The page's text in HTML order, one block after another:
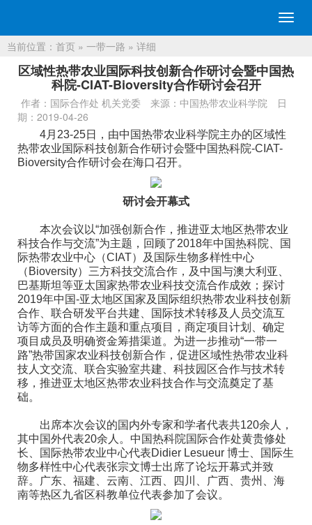
切
换
航
当前位置： 首页 » 一带一路 » 详细
区域性热带农业国际科技创新合作研讨会暨中国热
科院-CIAT-Bioversity合作研讨会召开
作者：国际合作处 机关党委 来源：中国热带农业科学院
日
期：2019-04-26
4月23-25日，由中国热带农业科学院主办的区域性
热带农业国际科技创新合作研讨会暨中国热科院-CIAT-
Bioversity合作研讨会在海口召开。
研讨会开幕式
本次会议以“加强创新合作，推进亚太地区热带农业
科技合作与交流”为主题，回顾了2018年中国热科院、国
际热带农业中心（CIAT）及国际生物多样性中心
（Bioversity）三方科技交流合作，及中国与澳大利亚、
巴基斯坦等亚太国家热带农业科技交流合作成效；探讨
2019年中国-亚太地区国家及国际组织热带农业科技创新
合作、联合研发平台共建、国际技术转移及人员交流互
访等方面的合作主题和重点项目，商定项目计划、确定
项目成员及明确资金筹措渠道。为进一步推动“一带一
路”热带国家农业科技创新合作，促进区域性热带农业科
技人文交流、联合实验室共建、科技园区合作与技术转
移，推进亚太地区热带农业科技合作与交流奠定了基
础。
出席本次会议的国内外专家和学者代表共120余人，
其中国外代表20余人。中国热科院国际合作处黄贵修处
长、国际热带农业中心代表Didier Lesueur 博士、国际生
物多样性中心代表张宗文博士出席了论坛开幕式并致
辞。广东、福建、云南、江西、四川、广西、贵州、海
南等热区九省区科教单位代表参加了会议。